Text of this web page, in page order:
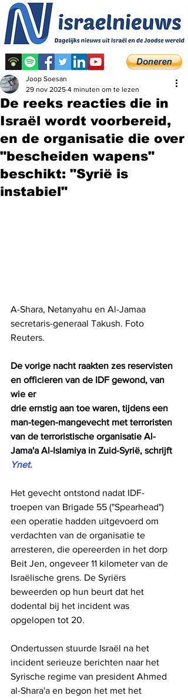
De reeks reacties die in
Israël wordt voorbereid,
en de organisatie die over
"bescheiden wapens"
beschikt: "Syrië is
instabiel"
Joop Soesan
29 nov 2025 4 minuten om te lezen
A-Shara, Netanyahu en Al-Jamaa
secretaris-generaal Takush. Foto
Reuters.
De vorige nacht raakten zes reservisten
en officieren van de IDF gewond, van
wie er
drie ernstig aan toe waren, tijdens een
man-tegen-mangevecht met terroristen
van de terroristische organisatie Al-
Jama'a Al-Islamiya in Zuid-Syrië, schrijft
Ynet.
Het gevecht ontstond nadat IDF-
troepen van Brigade 55 ("Spearhead")
een operatie hadden uitgevoerd om
verdachten van de organisatie te
arresteren, die opereerden in het dorp
Beit Jen, ongeveer 11 kilometer van de
Israëlische grens. De Syriërs
beweerden op hun beurt dat het
dodental bij het incident was
opgelopen tot 20.
Ondertussen stuurde Israël na het
incident serieuze berichten naar het
Syrische regime van president Ahmed
al-Shara'a en begon het met het